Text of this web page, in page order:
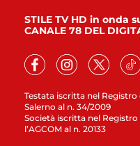
Testata iscritta nel
Salerno al n. 34/2009
Società iscritta nel
l’AGCOM al n. 20133
STILE TV HD in onda
CANALE 78 DEL